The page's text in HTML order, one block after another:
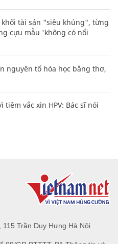
tài sản "siêu khủng", từng
cựu mẫu 'không có nổi
nguyên tố hóa học bằng thơ,
vắc xin HPV: Bác sĩ nói
Trần Duy Hưng Hà Nội